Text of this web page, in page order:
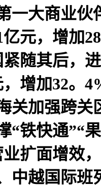
一大商业伙
元，增加28
随其后，
，增加32。
关加强跨关
“铁快通”“
业扩面增效
中越国际班